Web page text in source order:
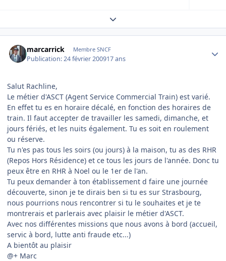
Expand topic overview
marcarrick Membre SNCF
Publication:24 février 200917 ans
Salut Rachline,
Le métier d'ASCT (Agent Service Commercial Train) est varié.
En effet tu es en horaire décalé, en fonction des horaires de
train. Il faut accepter de travailler les samedi, dimanche, et
jours fériés, et les nuits également. Tu es soit en roulement
ou réserve.
Tu n'es pas tous les soirs (ou jours) à la maison, tu as des RHR
(Repos Hors Résidence) et ce tous les jours de l'année. Donc tu
peux être en RHR à Noel ou le 1er de l'an.
Tu peux demander à ton établissement d faire une journée
découverte, sinon je te dirais ben si tu es sur Strasbourg,
nous pourrions nous rencontrer si tu le souhaites et je te
montrerais et parlerais avec plaisir le métier d'ASCT.
Avec nos différentes missions que nous avons à bord (accueil,
servic à bord, lutte anti fraude etc...)
A bientôt au plaisir
@+ Marc